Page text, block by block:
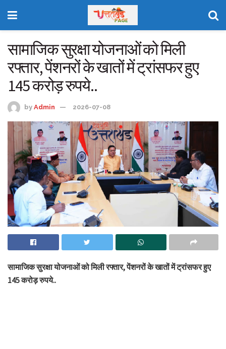
सामाजिक सुरक्षा योजनाओं को मिली
रफ्तार, पेंशनरों के खातों में ट्रांसफर हुए
145 करोड़ रुपये..
by Admin 2026-07-08
सामाजिक सुरक्षा योजनाओं को मिली रफ्तार, पेंशनरों के खातों में ट्रांसफर हुए
145 करोड़ रुपये..